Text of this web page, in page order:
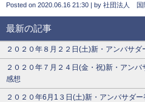
Posted on 2020.06.16 21:30 | by 社団法人 国
最新の記事
２０２０年８月２２日(土)新・アンバサ
２０２０年７月２４日(金・祝)新・アン
感想
２０２０年6月1３日(土)新・アンバサダ